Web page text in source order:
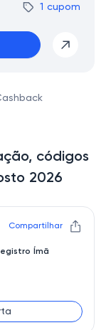
1 cupom
códigos
2026
Compartilhar
Ímã